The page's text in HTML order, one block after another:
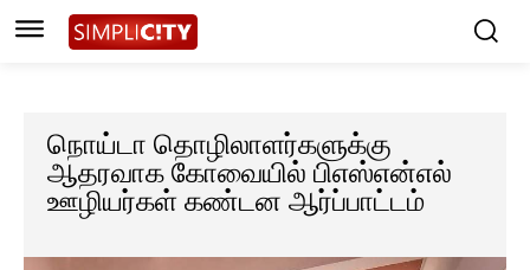
நொய்டா தொழிலாளர்களுக்கு
ஆதரவாக கோவையில் பிஎஸ்என்எல்
ஊழியர்கள் கண்டன ஆர்ப்பாட்டம்